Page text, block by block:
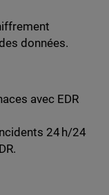
données.
avec EDR
24 h/24